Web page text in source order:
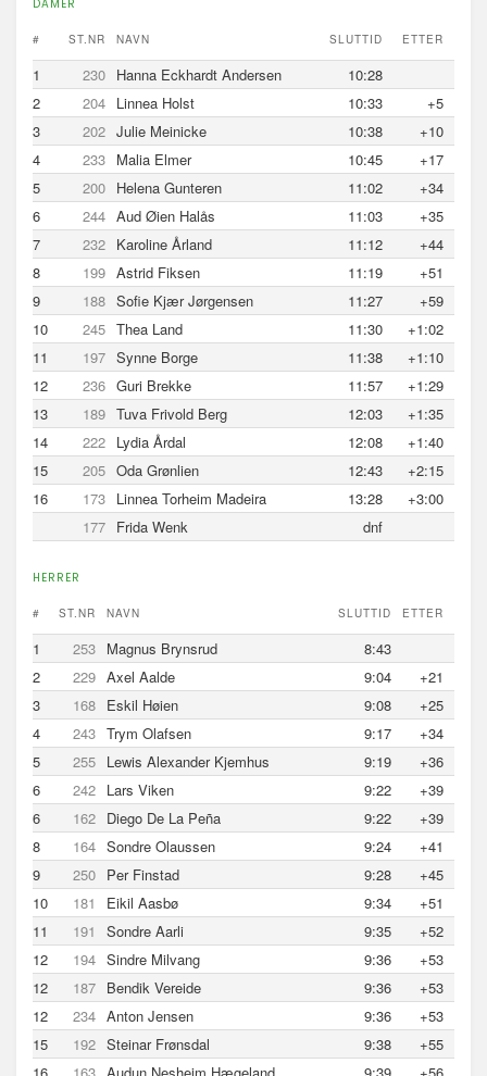
DAMER
# ST.NR NAVN SLUTTID ETTER
1 230 Hanna Eckhardt Andersen
10:28
2
204 Linnea Holst 10:33
+5
3
202 Julie Meinicke 10:38
+10
4
233 Malia Elmer 10:45
+17
5
200 Helena Gunteren 11:02
+34
6
244 Aud Øien Halås 11:03
+35
7
232 Karoline Årland 11:12
+44
8
199 Astrid Fiksen 11:19
+51
9
188 Sofie Kjær Jørgensen 11:27
+59
10
245 Thea Land 11:30
+1:02
11
197 Synne Borge 11:38
+1:10
12
236 Guri Brekke 11:57
+1:29
13
189 Tuva Frivold Berg 12:03
+1:35
14
222 Lydia Årdal 12:08
+1:40
15
205 Oda Grønlien 12:43
+2:15
16
173 Linnea Torheim Madeira 13:28
+3:00
177 Frida Wenk dnf
HERRER
# ST.NR NAVN SLUTTID ETTER
1 253 Magnus Brynsrud
8:43
2
229 Axel Aalde 9:04
+21
3
168 Eskil Høien 9:08
+25
4
243 Trym Olafsen 9:17
+34
5
255 Lewis Alexander Kjemhus 9:19
+36
6
242 Lars Viken 9:22
+39
6
162 Diego De La Peña 9:22
+39
8
164 Sondre Olaussen 9:24
+41
9
250 Per Finstad 9:28
+45
10
181 Eikil Aasbø 9:34
+51
11
191 Sondre Aarli 9:35
+52
12
194 Sindre Milvang 9:36
+53
12
187 Bendik Vereide 9:36
+53
12
234 Anton Jensen 9:36
+53
15
192 Steinar Frønsdal 9:38
+55